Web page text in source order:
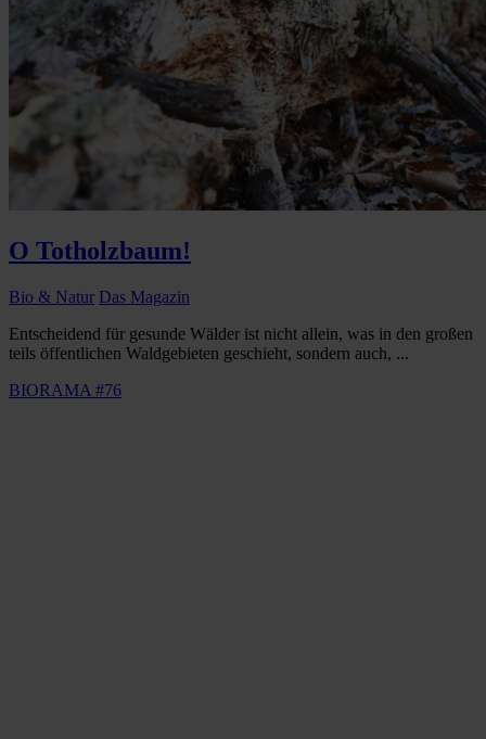
O Totholzbaum!
Bio & Natur Das Magazin
Entscheidend für gesunde Wälder ist nicht allein, was in den großen
teils öffentlichen Waldgebieten geschieht, sondern auch, ...
BIORAMA #76